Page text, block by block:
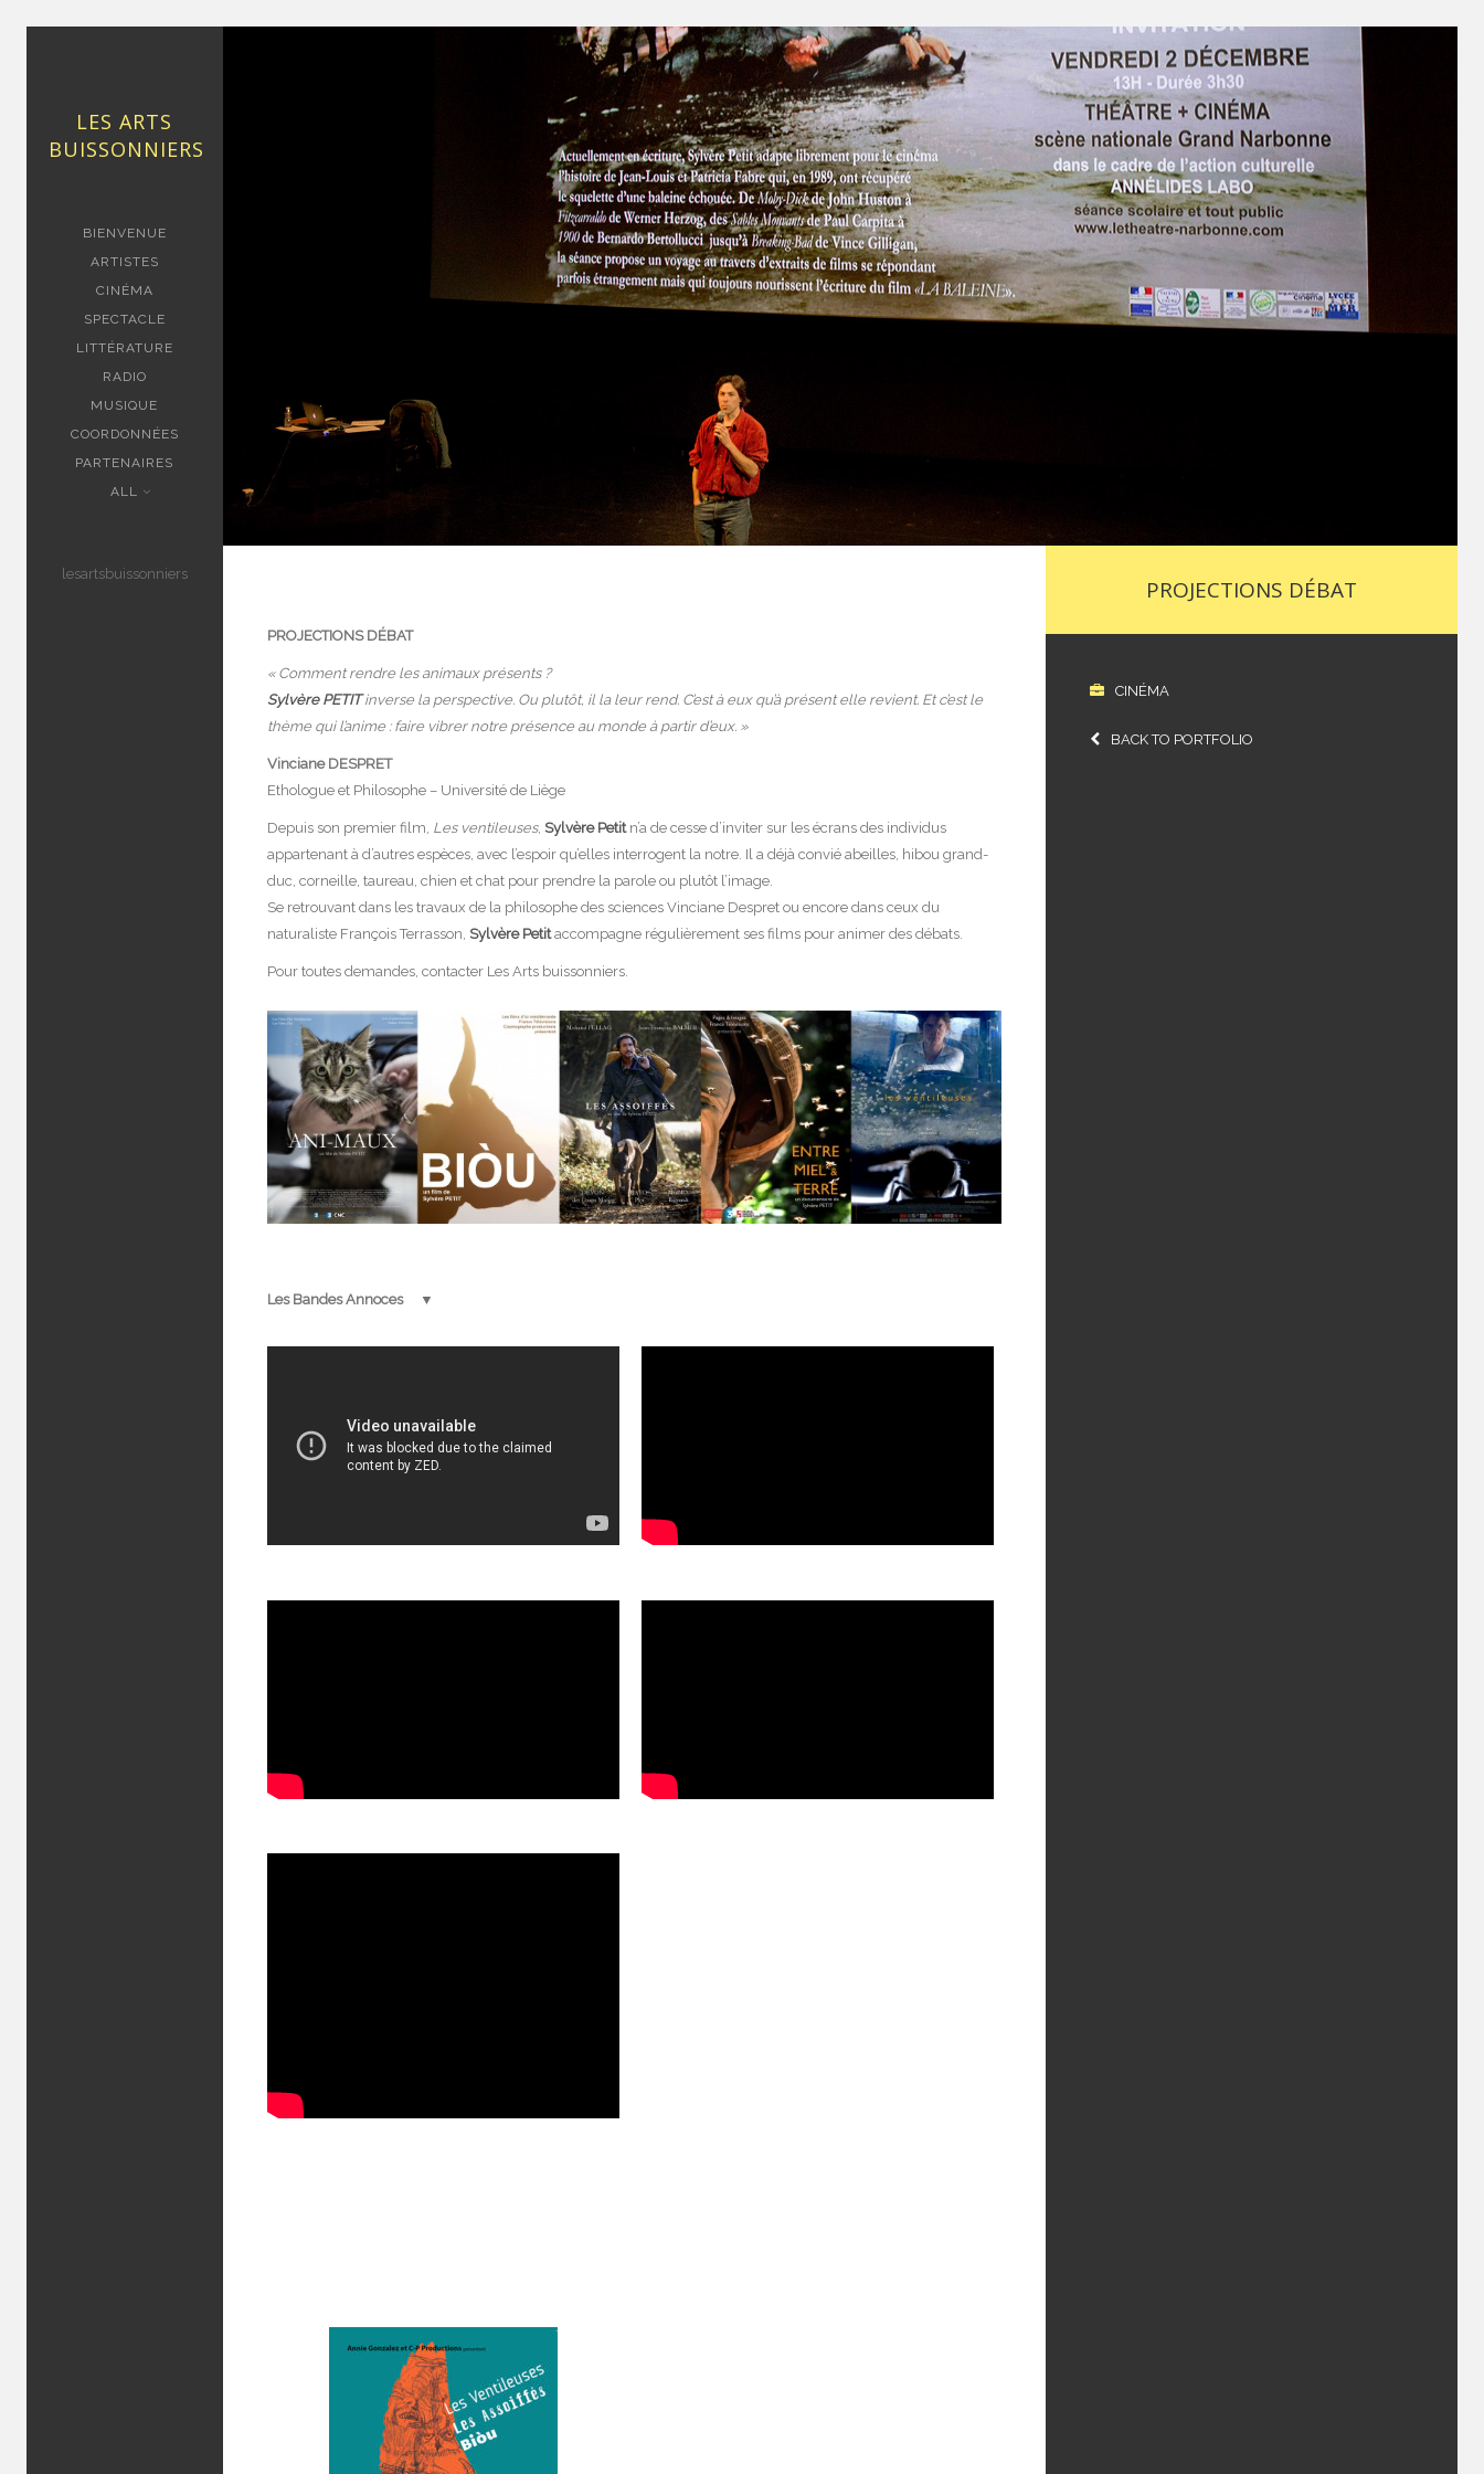
LES ARTS
BUISSONNIERS
BIENVENUE
ARTISTES
CINÉMA
SPECTACLE
LITTÉRATURE
RADIO
MUSIQUE
COORDONNÉES
PARTENAIRES
ALL
lesartsbuissonniers
PROJECTIONS DÉBAT
CINÉMA
BACK TO PORTFOLIO
PROJECTIONS DÉBAT
« Comment rendre les animaux présents ?
Sylvère PETITinverse la perspective. Ou plutôt, il la leur rend. C’est à eux qu’à présent elle revient. Et c’est le
thème qui l’anime : faire vibrer notre présence au monde à partir d’eux. »
Vinciane DESPRET
Ethologue et Philosophe – Université de Liège
Depuis son premier film, Les ventileuses, Sylvère Petitn’a de cesse d’inviter sur les écrans des individus
appartenant à d’autres espèces, avec l’espoir qu’elles interrogent la notre. Il a déjà convié abeilles, hibou grand-
duc, corneille, taureau, chien et chat pour prendre la parole ou plutôt l’image.
Se retrouvant dans les travaux de la philosophe des sciences Vinciane Despret ou encore dans ceux du
naturaliste François Terrasson, Sylvère Petitaccompagne régulièrement ses films pour animer des débats.
Pour toutes demandes, contacter Les Arts buissonniers.
Les Bandes Annoces ▼